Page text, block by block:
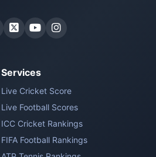
Services
Live Cricket Score
Live Football Scores
ICC Cricket Rankings
FIFA Football Rankings